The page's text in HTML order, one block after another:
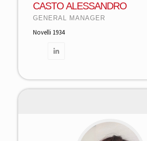
CASTO ALESSANDRO
GENERAL MANAGER
Novelli 1934